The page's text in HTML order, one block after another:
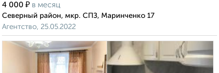
4 000 ₽ в месяц
Северный район, мкр. СПЗ, Маринченко 17
Агентство, 25.05.2022